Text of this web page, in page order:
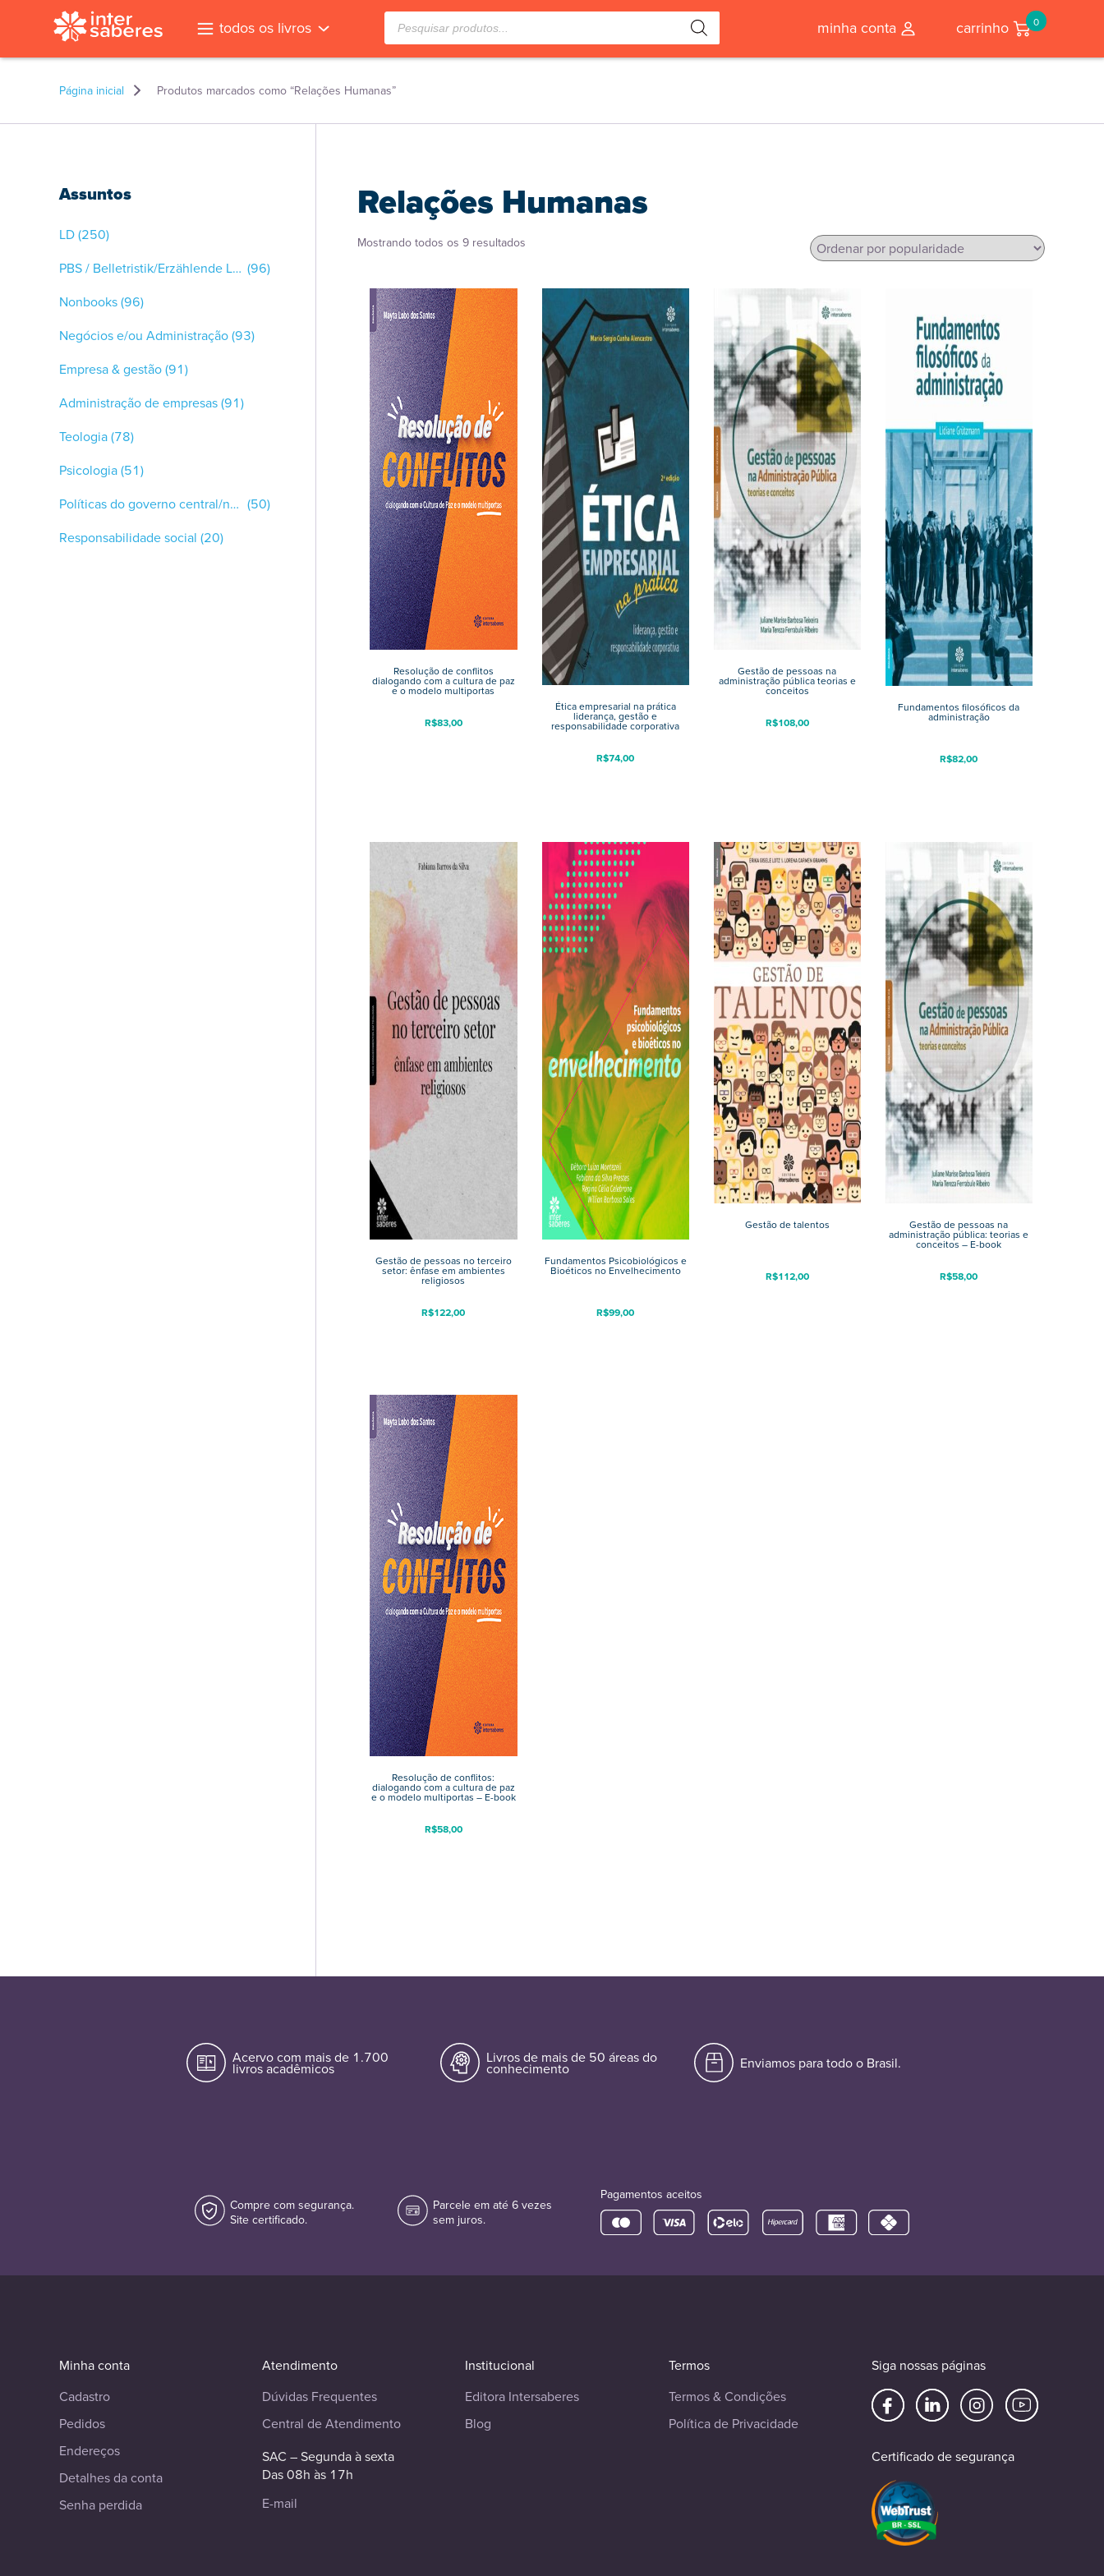
todos os livros
Pesquisar
produtos
minha conta carrinho 0
Página inicial Produtos marcados como “Relações Humanas”
Assuntos
LD(250)
PBS / Belletristik/Erzählende Literatur (96)
Nonbooks(96)
Negócios e/ou Administração(93)
Empresa & gestão(91)
Administração de empresas(91)
Teologia(78)
Psicologia(51)
Políticas do governo central/nacional/federal (50)
Responsabilidade social (20)
Relações Humanas
Mostrando todos os 9 resultados
Resolução de conflitos
dialogando com a cultura de paz
e o modelo multiportas
R$83,00
Ética empresarial na prática
liderança, gestão e
responsabilidade corporativa
R$74,00
Gestão de pessoas na
administração pública teorias e
conceitos
R$108,00
Fundamentos filosóficos da
administração
R$82,00
Gestão de pessoas no terceiro
setor: ênfase em ambientes
religiosos
R$122,00
Fundamentos Psicobiológicos e
Bioéticos no Envelhecimento
R$99,00
Gestão de talentos
R$112,00
Gestão de pessoas na
administração pública: teorias e
conceitos – E-book
R$58,00
Resolução de conflitos:
dialogando com a cultura de paz
e o modelo multiportas – E-book
R$58,00
Acervo com mais de 1.700
livros acadêmicos
Livros de mais de 50 áreas do
conhecimento Enviamos para todo o Brasil.
Compre com segurança.
Site certificado.
Parcele em até 6 vezes
sem juros.
Pagamentos aceitos
Minha conta
Cadastro
Pedidos
Endereços
Detalhes da conta
Senha perdida
Atendimento
Dúvidas Frequentes
Central de Atendimento
SAC – Segunda à sexta
Das 08h às 17h
E-mail
Institucional
Editora Intersaberes
Blog
Termos
Termos & Condições
Política de Privacidade
Siga nossas páginas
Certificado de segurança